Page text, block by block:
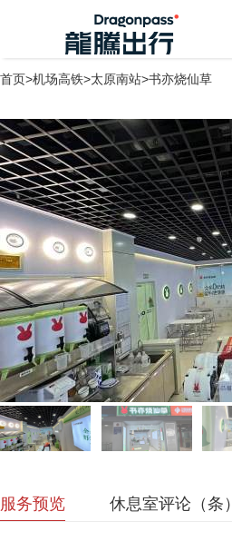
首页>机场高铁>太原南站>书亦烧仙草
服务预览 休息室评论（条）